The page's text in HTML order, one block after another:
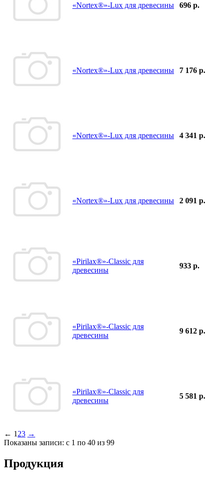
«Nortex®»-Lux для древесины 696 р.
«Nortex®»-Lux для древесины 7 176 р.
«Nortex®»-Lux для древесины 4 341 р.
«Nortex®»-Lux для древесины 2 091 р.
«Pirilax®»-Classic для
древесины
933 р.
«Pirilax®»-Classic для
древесины
9 612 р.
«Pirilax®»-Classic для
древесины
5 581 р.
← 1 23 →
Показаны записи: с 1 по 40 из 99
Продукция